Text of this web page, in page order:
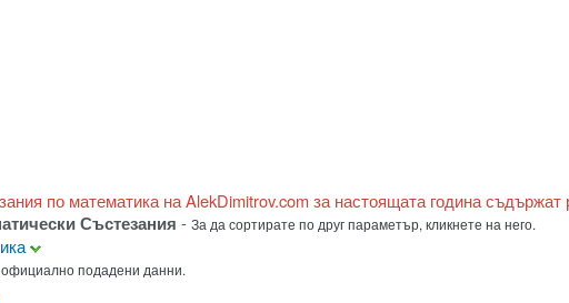
по математика на AlekDimitrov.com за настоящата година съдържат
Състезания - За да сортирате по друг параметър, кликнете на него.
официално подадени данни.